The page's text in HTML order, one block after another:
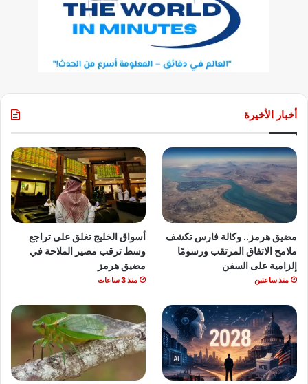
أخبار الأخيرة
مضيق هرمز.. وكالة فارس تكشف
ملامح الاتفاق المرتقب ورسومًا
إلزامية على السفن
منذ ساعتين
أسواق الخليج تغلق على تراجع
وسط ترقب مصير الملاحة في
مضيق هرمز
منذ 3 ساعات